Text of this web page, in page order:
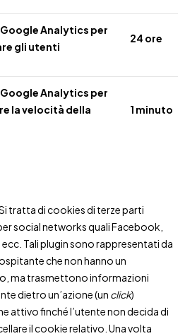
Analytics per
gli utenti
24 ore
Analytics per
la velocità della
1 minuto
tratta di cookies di terze parti
social networks quali Facebook,
Tali plugin sono rappresentati da
che non hanno un
ma trasmettono informazioni
dietro un’azione (un click)
attivo finché l’utente non decida di
il cookie relativo. Una volta